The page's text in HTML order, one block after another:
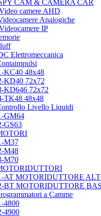
CAM & CAMERA CAR
camere AHD
Analogiche
IP
Elettromeccanica
KC40 48x48
KD40 72x72
KD646 72x72
TK48 48x48
Livello Liquidi
GM64
GS63
M37
M48
M70
AT MOTORIDUTTORE
BT MOTORIDUTTORE
a Camme
4800
4900